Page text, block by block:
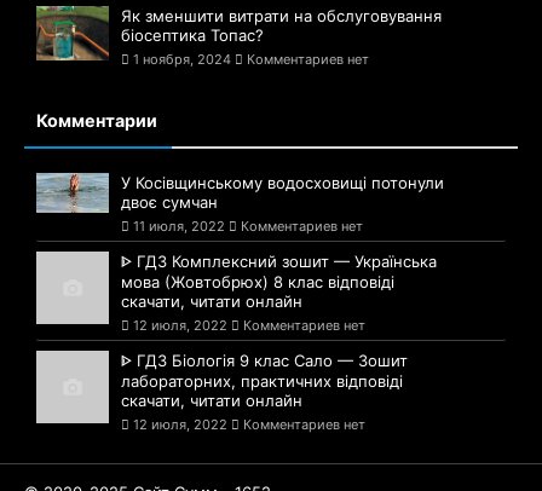
Як зменшити витрати на обслуговування
біосептика Топас?
1 ноября, 2024 Комментариев нет
Комментарии
У Косівщинському водосховищі потонули
двоє сумчан
11 июля, 2022 Комментариев нет
ᐈ ГДЗ Комплексний зошит — Українська
мова (Жовтобрюх) 8 клас відповіді
скачати, читати онлайн
12 июля, 2022 Комментариев нет
ᐈ ГДЗ Біологія 9 клас Сало — Зошит
лабораторних, практичних відповіді
скачати, читати онлайн
12 июля, 2022 Комментариев нет